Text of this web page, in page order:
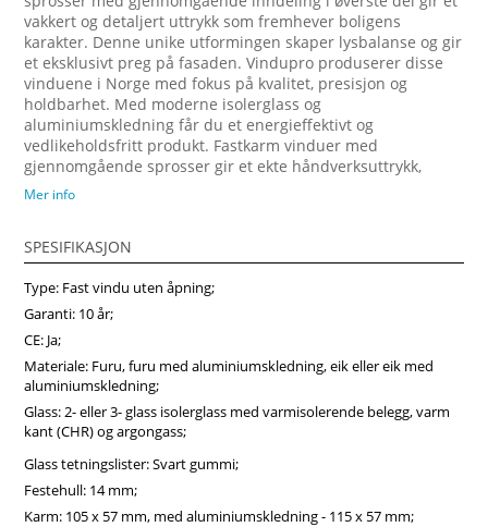
vakkert og detaljert uttrykk som fremhever boligens
karakter. Denne unike utformingen skaper lysbalanse og gir
et eksklusivt preg på fasaden. Vindupro produserer disse
vinduene i Norge med fokus på kvalitet, presisjon og
holdbarhet. Med moderne isolerglass og
aluminiumskledning får du et energieffektivt og
vedlikeholdsfritt produkt. Fastkarm vinduer med
gjennomgående sprosser gir et ekte håndverksuttrykk,
perfekt for hus, hytter og moderne arkitektur. Hos Vindupro
vinduet du ønsker. Bestill fastkarm vinduer med 1 vannrett
og 2 loddrette sprosser med gjennomgående inndeling i
øverste del fra Vindupro.no og nyt norsk kvalitet, moderne
teknologi og elegant design til en god pris.
Mer info
SPESIFIKASJON
Type: Fast vindu uten åpning;
Garanti: 10 år;
CE: Ja;
Materiale: Furu, furu med aluminiumskledning, eik eller eik med
aluminiumskledning;
Glass: 2- eller 3- glass isolerglass med varmisolerende belegg, varm
kant (CHR) og argongass;
Glass tetningslister: Svart gummi;
Festehull: 14 mm;
Karm: 105 x 57 mm, med aluminiumskledning - 115 x 57 mm;